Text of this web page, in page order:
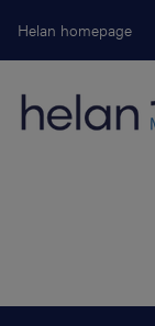
Helan homepage